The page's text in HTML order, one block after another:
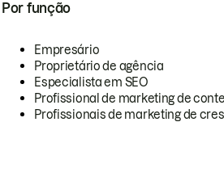
Por função
Empresário
Proprietário de agência
Especialista em SEO
Profissional de marketing de
Profissionais de marketing de